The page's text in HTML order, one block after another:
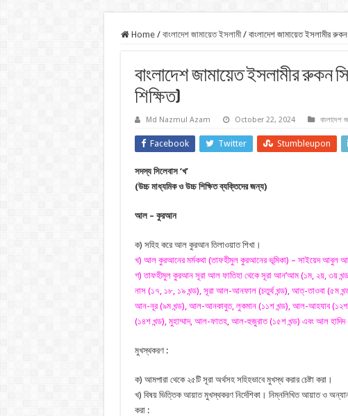
Home / বাংলাদেশ জামায়েত ইসলামী / বাংলাদেশ জামায়েত ইসলামীর
বাংলাদেশ জামায়েত ইসলামীর রুকন
শিক্ষিত)
Md Nazmul Azam October 22, 2024 বাংলাদেশ
Facebook Twitter Stumbleupon
সদস্য সিলেবাস ‘খ’
(উচ্চ মাধ্যমিক ও উচ্চ শিক্ষিত ব্যক্তিদের জন্য)
আল – কুরআন
ক) সহিহ করে আল কুরআন তিলাওয়াত শিখা।
খ) আল কুরআনের মর্মকথা (তাফহীমুল কুরআনের ভূমিকা) – সাইয়েদ আবুল
গ) তাফহীমুল কুরআন সূরা আল ফাতিহা থেকে সূরা আন’আম (১ম, ২য়, ৩য়
নাস (১৭, ১৮, ১৯ খন্ড), সূরা আল-আনফাল (চতুর্থ খন্ড), আত্‌-তাওবা (৫ম
আন-নূর (৯ম খন্ড), আল-আনকাবুত, লুকমান (১১শ খন্ড), আল-আহযাব (১২শ
(১৪শ খন্ড), মুহাম্মাদ, আল-ফাতহ, আল-হুজুরাত (১৫শ খন্ড) এবং আল হাদিদ
মুখস্থকরণ :
ক) আমপারা থেকে ২৫টি সূরা অর্থসহ সহিহভাবে মুখস্থ করার চেষ্টা করা।
খ) বিষয় ভিত্তিক আয়াত মুখস্থকরণ নির্দেশিকা। নিম্নলিখিত আয়াত ও
করা :